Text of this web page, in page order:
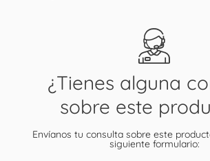
¿Tienes alguna
sobre este
Envíanos tu consulta sobre este
siguiente formulario: